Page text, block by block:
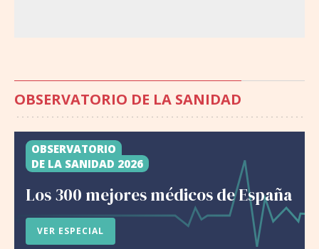
OBSERVATORIO DE LA SANIDAD
OBSERVATORIO
DE LA SANIDAD 2026
Los 300 mejores médicos de España
VER ESPECIAL